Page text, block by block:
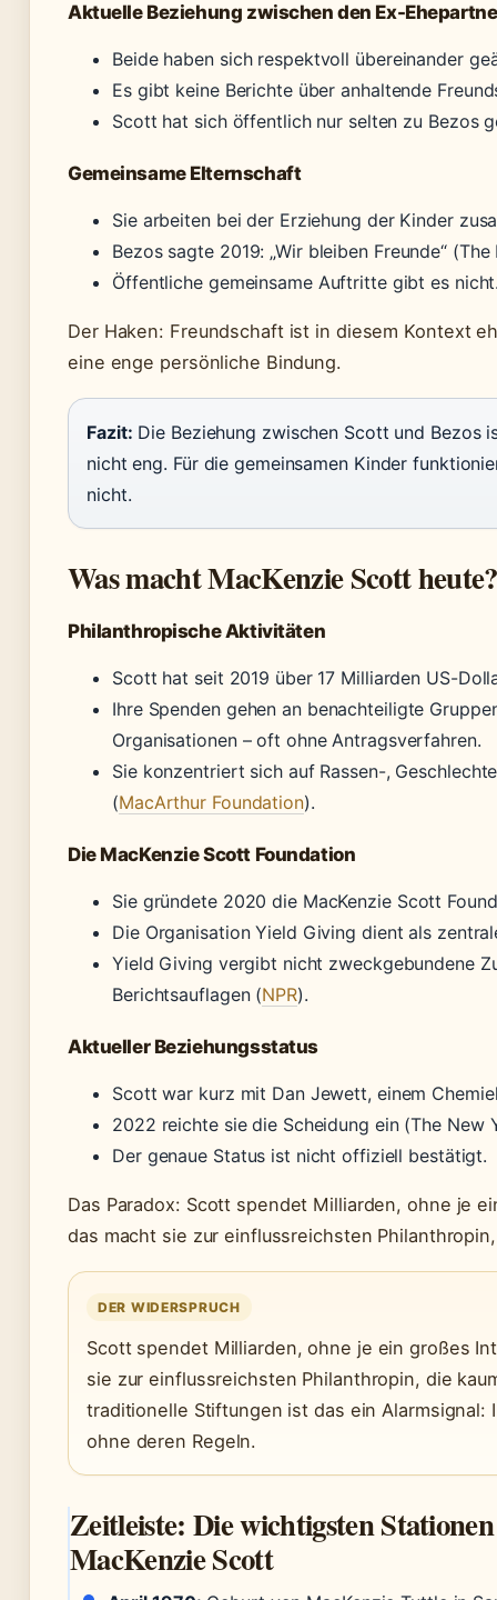
Aktuelle Beziehung zwischen den Ex-
Beide haben sich respektvoll übereinander
Es gibt keine Berichte über anhaltende
Scott hat sich öffentlich nur selten zu Bezos
Gemeinsame Elternschaft
Sie arbeiten bei der Erziehung der Kinder
Bezos sagte 2019: „Wir bleiben Freunde“
Öffentliche gemeinsame Auftritte gibt es
Der Haken: Freundschaft ist in diesem Kontext
eine enge persönliche Bindung.
Fazit: Die Beziehung zwischen Scott und Bezos
nicht eng. Für die gemeinsamen Kinder
nicht.
Was macht MacKenzie Scott heute?
Philanthropische Aktivitäten
Scott hat seit 2019 über 17 Milliarden US-
Ihre Spenden gehen an benachteiligte
Organisationen – oft ohne Antragsverfahren.
Sie konzentriert sich auf Rassen-,
(MacArthur Foundation).
Die MacKenzie Scott Foundation
Sie gründete 2020 die MacKenzie Scott
Die Organisation Yield Giving dient als
Yield Giving vergibt nicht zweckgebundene
Berichtsauflagen (NPR).
Aktueller Beziehungsstatus
Scott war kurz mit Dan Jewett, einem
2022 reichte sie die Scheidung ein (The New
Der genaue Status ist nicht offiziell bestätigt.
Das Paradox: Scott spendet Milliarden, ohne je
das macht sie zur einflussreichsten
DER WIDERSPRUCH
Scott spendet Milliarden, ohne je ein großes
sie zur einflussreichsten Philanthropin, die
traditionelle Stiftungen ist das ein
ohne deren Regeln.
Zeitleiste: Die wichtigsten
MacKenzie Scott